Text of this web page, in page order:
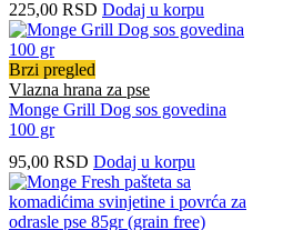
225,00 RSD Dodaj u korpu
Brzi pregled
Vlazna hrana za pse
Monge Grill Dog sos govedina
100 gr
95,00 RSD Dodaj u korpu